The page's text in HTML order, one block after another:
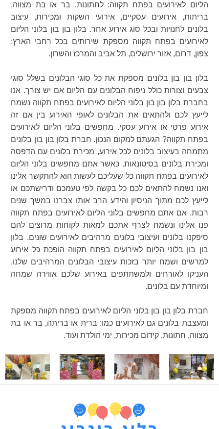
הליום לאירועים בפתח תקווה: לחתונות, בר או בת מצווה,
בריתות, אירועים עסקיים, אירועי השקות ומכירות, עיצוב
בלונים לחנויות ובכל סוג אירוע אחר. בלון בון בון בלוני הליום
לאירועים בפתח תקווה מספקת שירותים בכל רחבי הארץ:
צפון, דרום, אזור ירושלים, תל אביב והמרכז והשרון.
בלון בון בון בלונים מספקת את כל סוגי הבלונים בשלל סוגי
צבעים וצורות כולל ניפוח הבלונים עם הליום אם יש צורך. אנו
בחברת בלון בון בון בלוני הליום לאירועים בפתח תקווה נשמח
לייעץ לכם ולהתאים את הבלונים לאופי האירוע בין אם זה
אירוע פרטי או אירוע עסקי. מחפשים בלוני הליום לאירועים
בפתח תקווה? הגעתם למקום הנכון. חברת בלון בון בון בלונים
מתמחה בעיצוב בלונים לכל אירוע, מכירת בלונים עם הדפסה
ומכירת בלונים בסיטונאות. כאשר אתם מחפשים בלוני הליום
לאירועים בפתח תקווה כל שעליכם לעשות הוא להתקשר אלינו
ואנו נשמח להתאים לכם כל בקשה לפי טעמכם ודרישתכם או
לייעץ לכם מתוך הניסיון והידע הרב אותו צברנו במשך שנים
רבות. אם אתם מחפשים בלוני הליום לאירועים בפתח תקווה
פנו אלינו ונשמח לצרף אתכם למאות לקוחות מרוצים להם
סיפקנו בלונים ועיצובי בלונים מרהיבים לאירועים שונים. בלון
בון בון בלוני הליום לאירועים בפתח תקווה הופכת כל אירוע
למרשים ושמח יותר בזכות עיצובי הבלונים המרהיבים שלנו.
העניקו לאורחים ולמשתתפים באירוע שלכם אווירה שמחה
ומיוחדת עם בלונים.
חברת בלון בון בון בלוני הליום לאירועים בפתח תקווה מספקת
ומעצבת בלונים גם לאירועים כמו: ברית או בריתה, בר או בת
מצווה, חתונות, קידום מכירות, ימי הולדת ועוד.